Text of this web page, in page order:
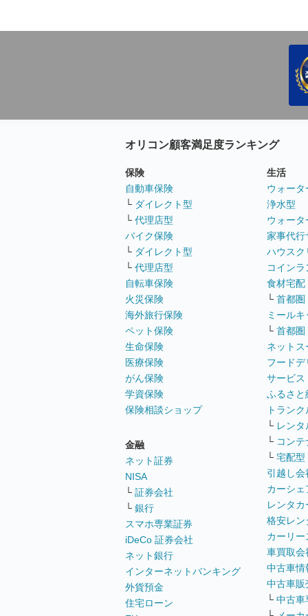
オリコン顧客満足度ランキング
保険
自動車保険
└ ダイレクト型
└ 代理店型
バイク保険
└ ダイレクト型
└ 代理店型
自転車保険
火災保険
海外旅行保険
ペット保険
生命保険
医療保険
がん保険
学資保険
保険相談ショップ
金融
ネット証券
NISA
└ 証券会社
└ 銀行
スマホ専業証券
iDeCo 証券会社
ネット銀行
インターネットバンキング
外貨預金
住宅ローン
生活
ウォー
浄水型
ウォー
家事代行
ハウスク
コイン
食材宅配
└ 首都圏
ミールキ
└ 首都圏
ネットス
フード
サービス
ふるさと
トラン
└ レン
└ コンテ
└ 宅配型
引越し会
カーシ
レンタカ
格安レン
カーリー
車買取会
中古車情
中古車販
└ 中古車